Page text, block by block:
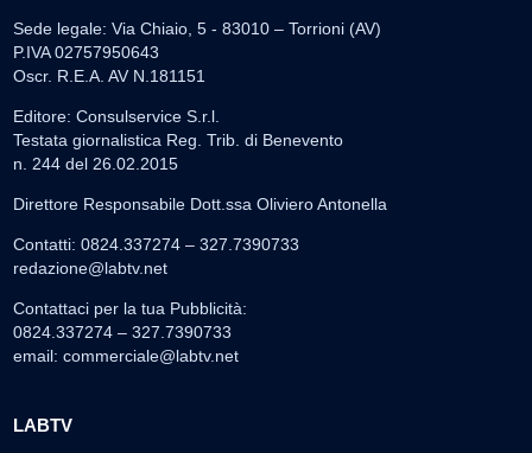
Sede legale: Via Chiaio, 5 - 83010 – Torrioni (AV)
P.IVA 02757950643
Oscr. R.E.A. AV N.181151
Editore: Consulservice S.r.l.
Testata giornalistica Reg. Trib. di Benevento
n. 244 del 26.02.2015
Direttore Responsabile Dott.ssa Oliviero Antonella
Contatti: 0824.337274 – 327.7390733
redazione@labtv.net
Contattaci per la tua Pubblicità:
0824.337274 – 327.7390733
email: commerciale@labtv.net
LABTV